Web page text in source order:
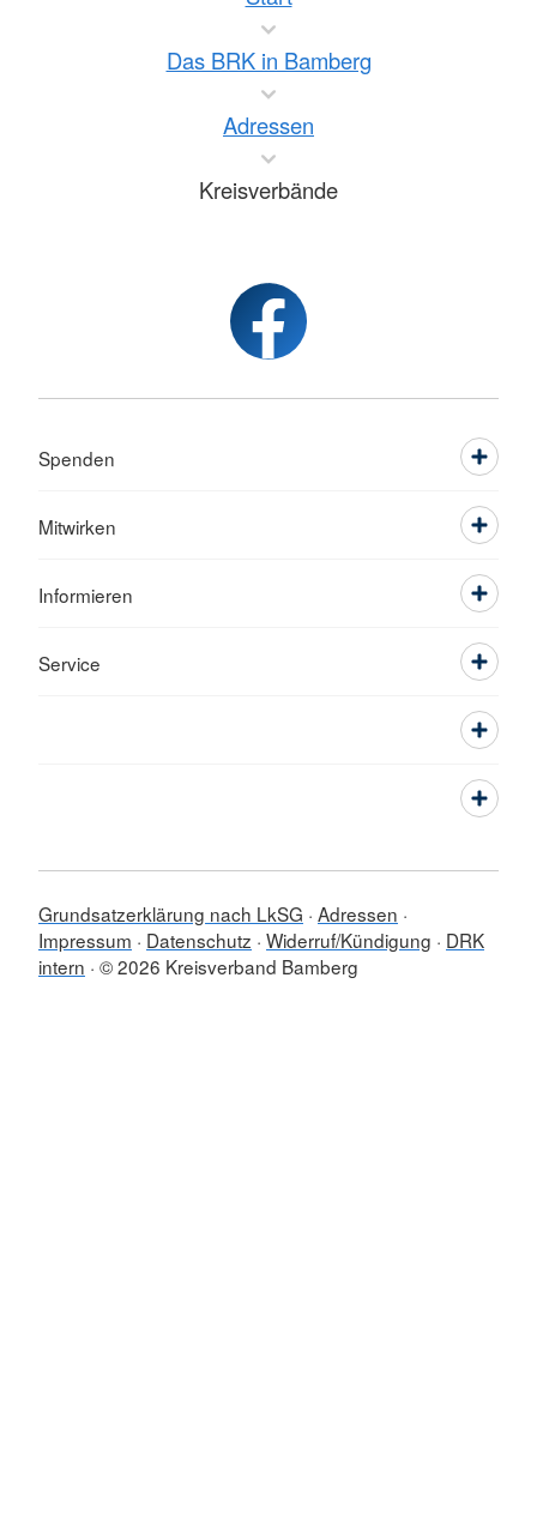
Das BRK in Bamberg
Adressen
Kreisverbände
Spenden
Mitwirken
Informieren
Service
Grundsatzerklärung nach LkSG Adressen
Impressum
Datenschutz Widerruf/Kündigung
DRK
intern © 2026 Kreisverband Bamberg